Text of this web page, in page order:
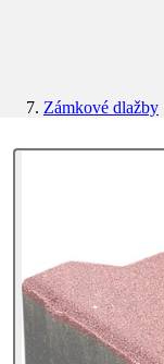
Zámkové dlažby